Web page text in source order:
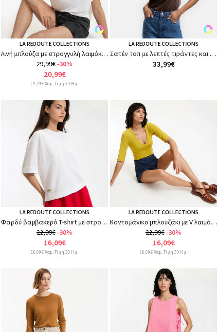
LA REDOUTE COLLECTIONS
Λινή μπλούζα με στρογγυλή λαιμόκοψη
29,99€ -30%
20,99€
19,49€ Χαμ. Τιμή 30 Ημ.
LA REDOUTE COLLECTIONS
Σατέν τοπ με λεπτές τιράντες και δαντέλα
33,99€
LA REDOUTE COLLECTIONS
Φαρδύ βαμβακερό T-shirt με στρογγυλή λαιμόκοψη και κοντά μανίκια
22,99€ -30%
16,09€
16,09€ Χαμ. Τιμή 30 Ημ.
LA REDOUTE COLLECTIONS
Κοντομάνικο μπλουζάκι με V λαιμόκοψη
22,99€ -30%
16,09€
16,09€ Χαμ. Τιμή 30 Ημ.